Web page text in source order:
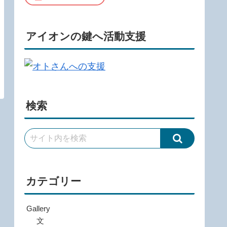
アイオンの鍵へ活動支援
検索
カテゴリー
Gallery
文